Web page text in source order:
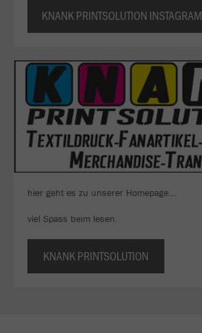
KNANK PRINTSOLUTION INSTAGRAM
hier geht es zu unserer Homepage...
viel Spass beim lesen.
KNANK PRINTSOLUTION